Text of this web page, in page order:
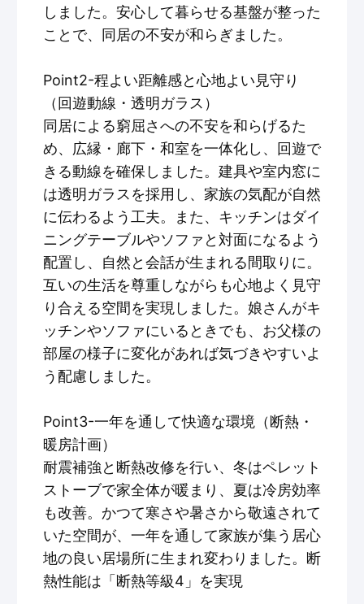
しました。安心して暮らせる基盤が整った
ことで、同居の不安が和らぎました。
Point2-程よい距離感と心地よい見守り
（回遊動線・透明ガラス）
同居による窮屈さへの不安を和らげるた
め、広縁・廊下・和室を一体化し、回遊で
きる動線を確保しました。建具や室内窓に
は透明ガラスを採用し、家族の気配が自然
に伝わるよう工夫。また、キッチンはダイ
ニングテーブルやソファと対面になるよう
配置し、自然と会話が生まれる間取りに。
互いの生活を尊重しながらも心地よく見守
り合える空間を実現しました。娘さんがキ
ッチンやソファにいるときでも、お父様の
部屋の様子に変化があれば気づきやすいよ
う配慮しました。
Point3-一年を通して快適な環境（断熱・
暖房計画）
耐震補強と断熱改修を行い、冬はペレット
ストーブで家全体が暖まり、夏は冷房効率
も改善。かつて寒さや暑さから敬遠されて
いた空間が、一年を通して家族が集う居心
地の良い居場所に生まれ変わりました。断
熱性能は「断熱等級4」を実現